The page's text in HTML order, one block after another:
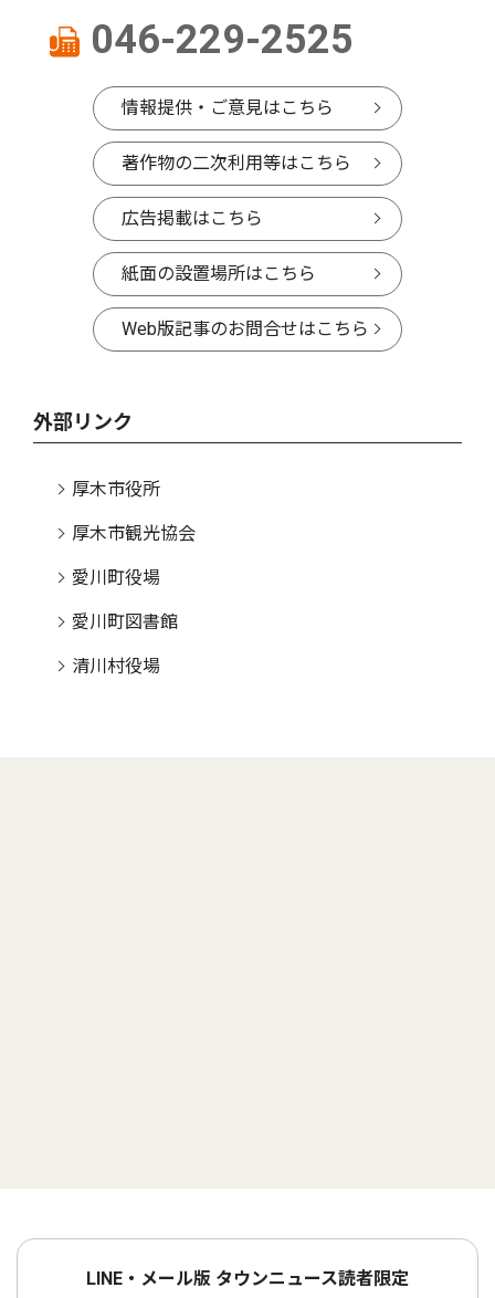
046-229-2525
情報提供・ご意見はこちら
著作物の二次利用等はこちら
広告掲載はこちら
紙面の設置場所はこちら
Web版記事のお問合せはこちら
外部リンク
厚木市役所
厚木市観光協会
愛川町役場
愛川町図書館
清川村役場
LINE・メール版 タウンニュース読者限定